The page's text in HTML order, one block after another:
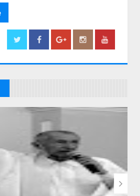
WHAT YOU MIGHT BE LOOKING FOR
